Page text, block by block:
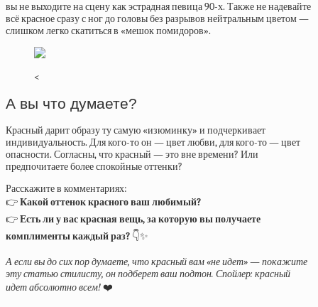
вы не выходите на сцену как эстрадная певица 90-х. Также не надевайте
всё красное сразу с ног до головы без разрывов нейтральным цветом —
слишком легко скатиться в «мешок помидоров».
<
А вы что думаете?
Красный дарит образу ту самую «изюминку» и подчеркивает
индивидуальность. Для кого-то он — цвет любви, для кого-то — цвет
опасности. Согласны, что красный — это вне времени? Или
предпочитаете более спокойные оттенки?
Расскажите в комментариях:
👉Какой оттенок красного ваш любимый?
👉Есть ли у вас красная вещь, за которую вы получаете
комплименты каждый раз? 👇✨
А если вы до сих пор думаете, что красный вам «не идет» — покажите
эту статью стилисту, он подберет ваш подтон. Спойлер: красный
идет абсолютно всем!❤️